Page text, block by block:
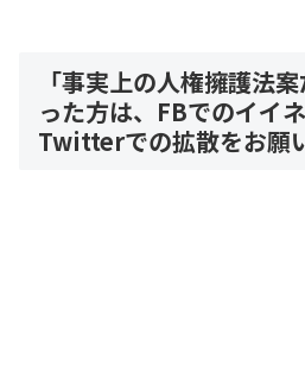
「事実上の人権擁護法
った方は、FBでのイイネ
Twitterでの拡散をお願